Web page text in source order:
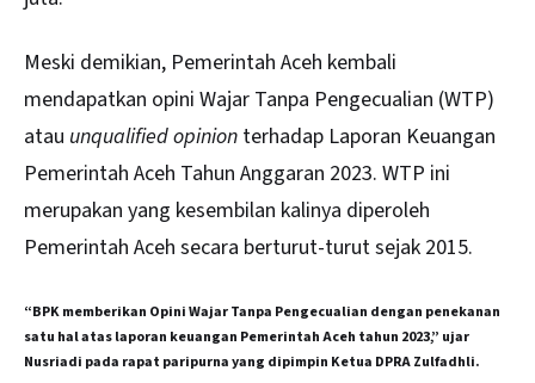
Meski demikian, Pemerintah Aceh kembali
mendapatkan opini Wajar Tanpa Pengecualian (WTP)
atau unqualified opinion terhadap Laporan Keuangan
Pemerintah Aceh Tahun Anggaran 2023. WTP ini
merupakan yang kesembilan kalinya diperoleh
Pemerintah Aceh secara berturut-turut sejak 2015.
“BPK memberikan Opini Wajar Tanpa Pengecualian dengan penekanan
satu hal atas laporan keuangan Pemerintah Aceh tahun 2023,” ujar
Nusriadi pada rapat paripurna yang dipimpin Ketua DPRA Zulfadhli.